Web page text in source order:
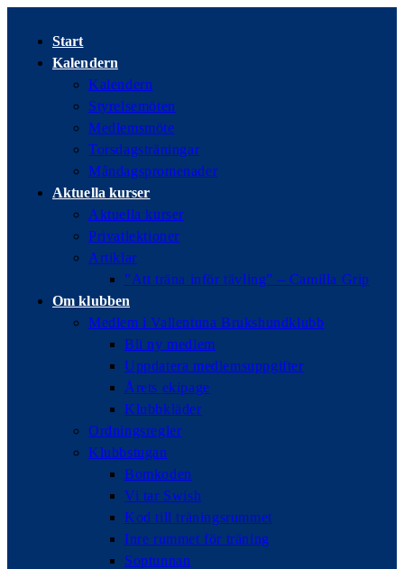
innehållet
Start
Kalendern
Kalendern
Styrelsemöten
Medlemsmöte
Torsdagsträningar
Måndagspromenader
Aktuella kurser
Aktuella kurser
Privatlektioner
Artiklar
”Att träna inför tävling” – Camilla Grip
Om klubben
Medlem i Vallentuna Brukshundklubb
Bli ny medlem
Uppdatera medlemsuppgifter
Årets ekipage
Klubbkläder
Ordningsregler
Klubbstugan
Bomkoden
Vi tar Swish
Kod till träningsrummet
Inre rummet för träning
Soptunnan